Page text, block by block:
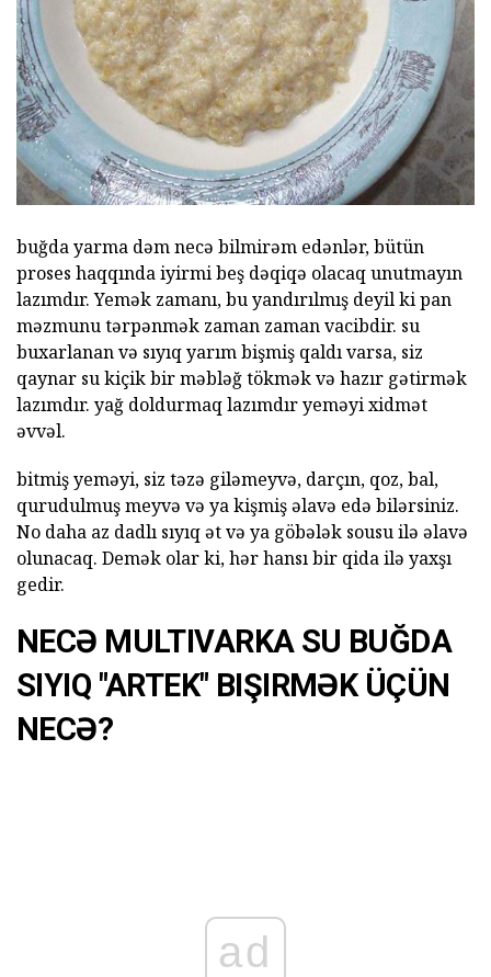
buğda yarma dəm necə bilmirəm edənlər, bütün
proses haqqında iyirmi beş dəqiqə olacaq unutmayın
lazımdır. Yemək zamanı, bu yandırılmış deyil ki pan
məzmunu tərpənmək zaman zaman vacibdir. su
buxarlanan və sıyıq yarım bişmiş qaldı varsa, siz
qaynar su kiçik bir məbləğ tökmək və hazır gətirmək
lazımdır. yağ doldurmaq lazımdır yeməyi xidmət
əvvəl.
bitmiş yeməyi, siz təzə giləmeyvə, darçın, qoz, bal,
qurudulmuş meyvə və ya kişmiş əlavə edə bilərsiniz.
No daha az dadlı sıyıq ət və ya göbələk sousu ilə əlavə
olunacaq. Demək olar ki, hər hansı bir qida ilə yaxşı
gedir.
NECƏ MULTIVARKA SU BUĞDA
SIYIQ "ARTEK" BIŞIRMƏK ÜÇÜN
NECƏ?
ad